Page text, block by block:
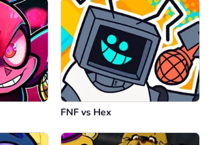
/03:20
FNF vs Hex